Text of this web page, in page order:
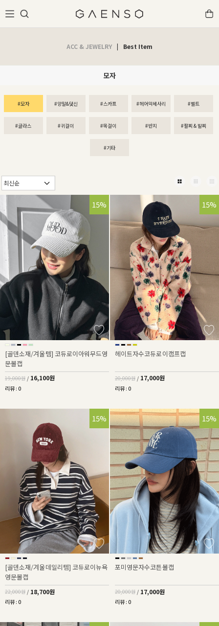
ACC & JEWELRY | Best Item
모자
#모자 #양말&덧신 #스카프 #헤어악세사리 #벨트
#글라스 #귀걸이 #목걸이 #반지 #팔찌 & 발찌
#기타
15%
[골덴소재/겨울템] 코듀로이아워무드영
문볼캡
19,000원 / 16,100원
리뷰 : 0
15%
헤이트자수코듀로이캠프캡
20,000원 / 17,000원
리뷰 : 0
15%
[골덴소재/겨울데일리템] 코듀로이뉴욕
영문볼캡
22,000원 / 18,700원
리뷰 : 0
15%
포미영문자수코튼볼캡
20,000원 / 17,000원
리뷰 : 0